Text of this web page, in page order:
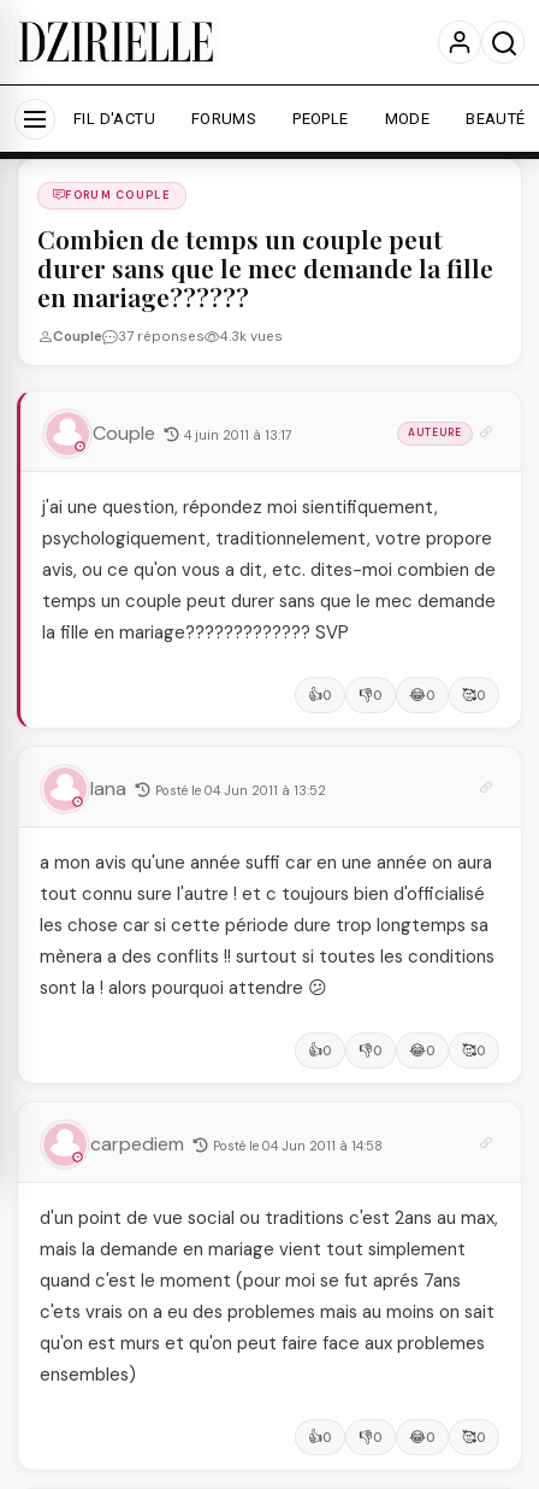
Nous utilisons des cookies pour améliorer votre
expérience et mesurer l'audience.
En savoir plus
Accepter tout Personnaliser
FIL D'ACTU FORUMS PEOPLE MODE BEAUTÉ
Forums
FORUM COUPLE
Combien de temps un couple peut
durer sans que le mec demande la fille
en mariage??????
Couple 37 réponses 4.3k vues
Couple 4 juin 2011 à 13:17 AUTEURE
j'ai une question, répondez moi sientifiquement,
psychologiquement, traditionnelement, votre propore
avis, ou ce qu'on vous a dit, etc. dites-moi combien de
temps un couple peut durer sans que le mec demande
la fille en mariage????????????? SVP
👍0 👎0 😂0 🥰0
lana Posté le 04 Jun 2011 à 13:52
a mon avis qu'une année suffi car en une année on aura
tout connu sure l'autre ! et c toujours bien d'officialisé
les chose car si cette période dure trop longtemps sa
mènera a des conflits !! surtout si toutes les conditions
sont la ! alors pourquoi attendre 😕
👍0 👎0 😂0 🥰0
carpediem Posté le 04 Jun 2011 à 14:58
d'un point de vue social ou traditions c'est 2ans au max,
mais la demande en mariage vient tout simplement
quand c'est le moment (pour moi se fut aprés 7ans
c'ets vrais on a eu des problemes mais au moins on sait
qu'on est murs et qu'on peut faire face aux problemes
ensembles)
👍0 👎0 😂0 🥰0